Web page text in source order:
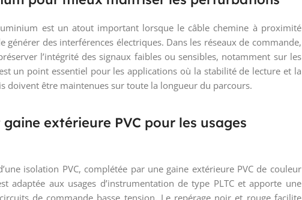
est un atout important lorsque le câble chemine à proximité
générer des interférences électriques. Dans les réseaux de commande,
l’intégrité des signaux faibles ou sensibles, notamment sur les
un point essentiel pour les applications où la stabilité de lecture et la
doivent être maintenues sur toute la longueur du parcours.
extérieure PVC pour les usages
isolation PVC, complétée par une gaine extérieure PVC de couleur
adaptée aux usages d’instrumentation de type PLTC et apporte une
de commande basse tension. Le repérage noir et rouge facilite